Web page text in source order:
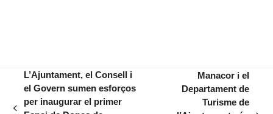
L’Ajuntament, el Consell i
el Govern sumen esforços
per inaugurar el primer
Manacor i el
Departament de
Turisme de